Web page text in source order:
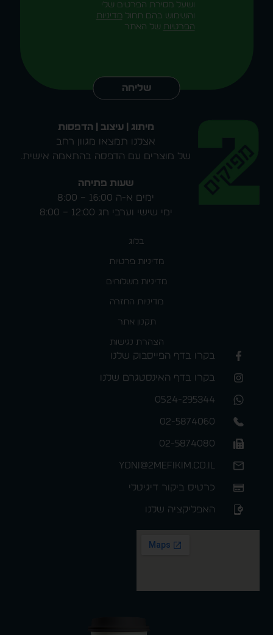
ושעל מסירת הפרטים שלי
והשימוש בהם תחול מדיניות
הפרטיות של האתר
שליחה
מיתוג | עיצוב | הדפסות
אצלנו תמצאו מגוון רחב
של מוצרים עם הדפסה בהתאמה אישית.
שעות פתיחה
ימים א-ה 16:00 – 8:00
ימי שישי וערבי חג 12:00 – 8:00
בלוג
מדיניות פרטיות
מדיניות משלוחים
מדיניות החזרה
תקנון אתר
הצהרת נגישות
בקרו בדף הפייסבוק שלנו
בקרו בדף האינסטגרם שלנו
0524-295344
02-5874060
02-5874080
yoni@2mefikim.co.il
כרטיס ביקור דיגיטלי
האפליקציה שלנו